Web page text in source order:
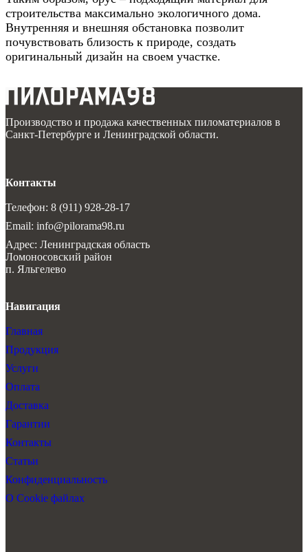
строительства максимально экологичного дома.
Внутренняя и внешняя обстановка позволит
почувствовать близость к природе, создать
оригинальный дизайн на своем участке.
Производство и продажа качественных пиломатериалов в
Санкт-Петербурге и Ленинградской области.
Контакты
Телефон: 8 (911) 928-28-17
Email: info@pilorama98.ru
Адрес: Ленинградская область
Ломоносовский район
п. Яльгелево
Навигация
Главная
Продукция
Услуги
Оплата
Доставка
Гарантии
Контакты
Статьи
Конфиденциальность
О Cookie файлах